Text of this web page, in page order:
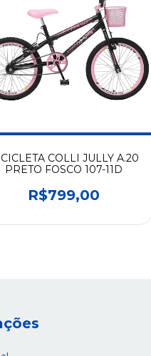
COLLI JULLY A.20
PRETO FOSCO 107-11D
R$799,00